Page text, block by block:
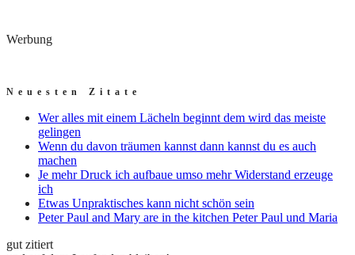
Werbung
Neuesten Zitate
Wer alles mit einem Lächeln beginnt dem wird das meiste
gelingen
Wenn du davon träumen kannst dann kannst du es auch
machen
Je mehr Druck ich aufbaue umso mehr Widerstand erzeuge
ich
Etwas Unpraktisches kann nicht schön sein
Peter Paul and Mary are in the kitchen Peter Paul und Maria
gut zitiert